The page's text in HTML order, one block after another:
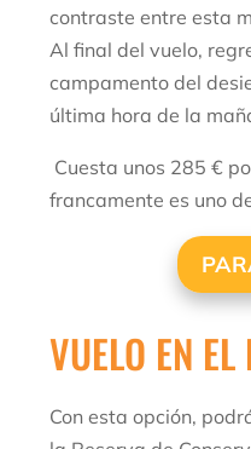
contraste entre esta
Al final del vuelo,
campamento del
última hora de la
Cuesta unos 285 €
francamente es uno
VUELO EN
Con esta opción,